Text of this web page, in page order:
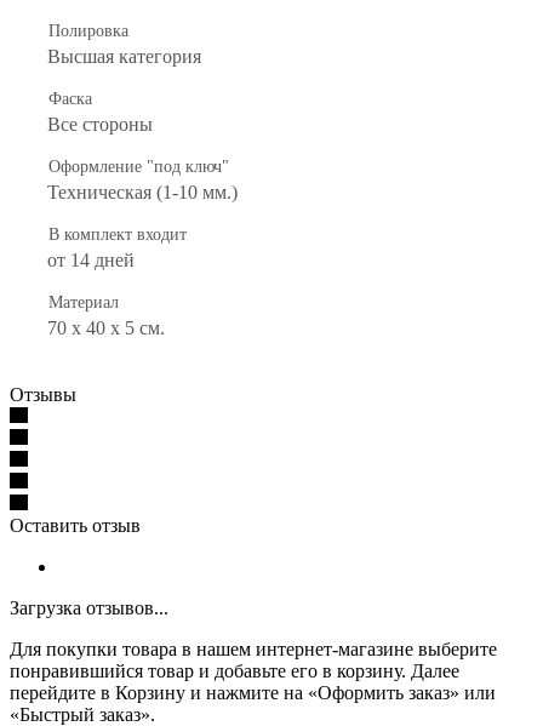
Полировка
Высшая категория
Фаска
Все стороны
Оформление "под ключ"
Техническая (1-10 мм.)
В комплект входит
от 14 дней
Материал
70 x 40 x 5 см.
Отзывы
Оставить отзыв
Загрузка отзывов...
Для покупки товара в нашем интернет-магазине выберите
понравившийся товар и добавьте его в корзину. Далее
перейдите в Корзину и нажмите на «Оформить заказ» или
«Быстрый заказ».